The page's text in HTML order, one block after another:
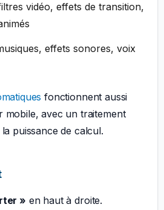
vidéo, effets de transition,
effets sonores, voix
fonctionnent aussi
mobile, avec un traitement
puissance de calcul.
» en haut à droite.